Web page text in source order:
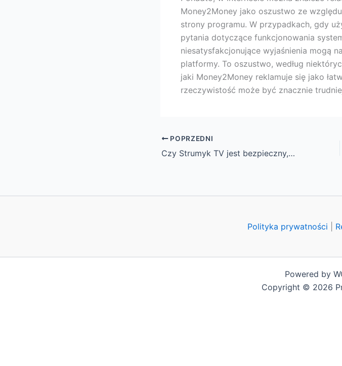
Money2Money jako oszustwo ze
strony programu. W przypadkach, gdy
pytania dotyczące funkcjonowania
niesatysfakcjonujące wyjaśnienia mogą
platformy. To oszustwo, według
jaki Money2Money reklamuje się jako
rzeczywistość może być znacznie
POPRZEDNI
Czy Strumyk TV jest bezpieczny, czy Strumyk TV jest legalny, czy Strumyk TV ma wirusy, opinie
Polityka prywatności
Powered by
Copyright © 2026